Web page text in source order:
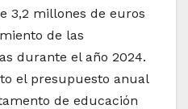
3,2 millones de euros
de las
durante el año 2024.
el presupuesto anual
de educación